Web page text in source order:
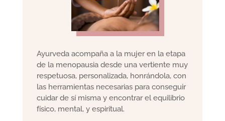
Ayurveda acompaña a la mujer en la etapa
de la menopausia desde una vertiente muy
respetuosa, personalizada, honrándola, con
las herramientas necesarias para conseguir
cuidar de sí misma y encontrar el equilibrio
físico, mental, y espiritual.